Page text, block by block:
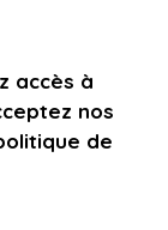
accès à
nos
de